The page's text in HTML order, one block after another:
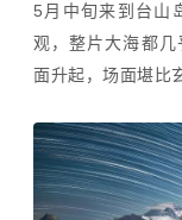
5月中旬来到台山
观，整片大海都
面升起，场面堪比